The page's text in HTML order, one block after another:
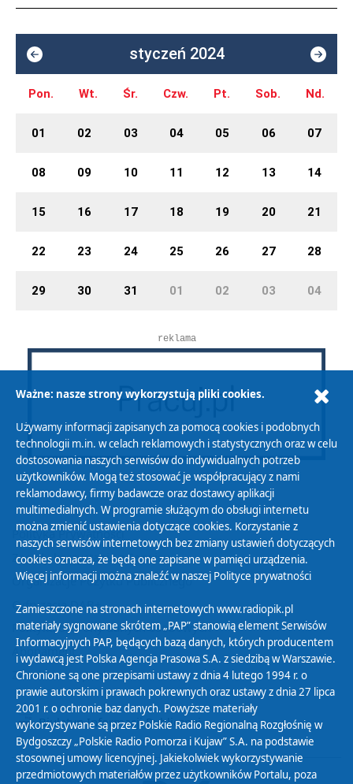
styczeń 2024
Pon. Wt. Śr. Czw. Pt. Sob. Nd.
01 02 03 04 05 06 07
08 09 10 11 12 13 14
15 16 17 18 19 20 21
22 23 24 25 26 27 28
29 30 31 01 02 03 04
reklama
Polityka Prywatności
Zasady korzystania z Serwisu
Organizacje Pożytku Publicznego
Cyfryzacja DAB+
Polityka ochrony danych osobowych
Abonament
Zamówienia publiczne
Biuletyn Informacji Publicznej
Ważne: nasze strony wykorzystują pliki cookies.
Używamy informacji zapisanych za pomocą cookies i podobnych
technologii m.in. w celach reklamowych i statystycznych oraz w celu
dostosowania naszych serwisów do indywidualnych potrzeb
użytkowników. Mogą też stosować je współpracujący z nami
reklamodawcy, firmy badawcze oraz dostawcy aplikacji
multimedialnych. W programie służącym do obsługi internetu
można zmienić ustawienia dotyczące cookies. Korzystanie z
naszych serwisów internetowych bez zmiany ustawień dotyczących
cookies oznacza, że będą one zapisane w pamięci urządzenia.
Więcej informacji można znaleźć w naszej Polityce prywatności
Zamieszczone na stronach internetowych www.radiopik.pl
materiały sygnowane skrótem „PAP” stanowią element Serwisów
Informacyjnych PAP, będących bazą danych, których producentem
i wydawcą jest Polska Agencja Prasowa S.A. z siedzibą w Warszawie.
Chronione są one przepisami ustawy z dnia 4 lutego 1994 r. o
prawie autorskim i prawach pokrewnych oraz ustawy z dnia 27 lipca
2001 r. o ochronie baz danych. Powyższe materiały
wykorzystywane są przez Polskie Radio Regionalną Rozgłośnię w
Bydgoszczy „Polskie Radio Pomorza i Kujaw” S.A. na podstawie
stosownej umowy licencyjnej. Jakiekolwiek wykorzystywanie
przedmiotowych materiałów przez użytkowników Portalu, poza